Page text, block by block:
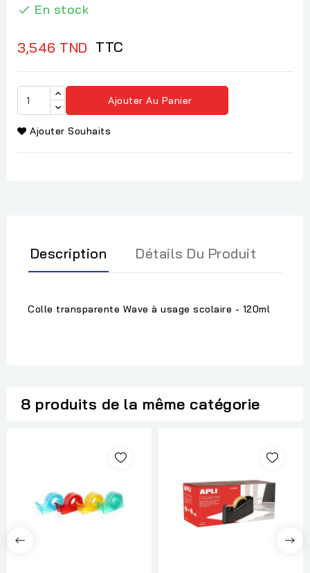
 En stock
3,546 TND TTC
Ajouter Au Panier
Ajouter Souhaits
Description Détails Du Produit
Colle transparente Wave à usage scolaire - 120ml
8 produits de la même catégorie